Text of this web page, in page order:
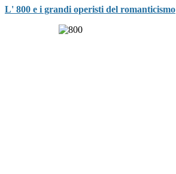
L' 800 e i grandi operisti del romanticismo